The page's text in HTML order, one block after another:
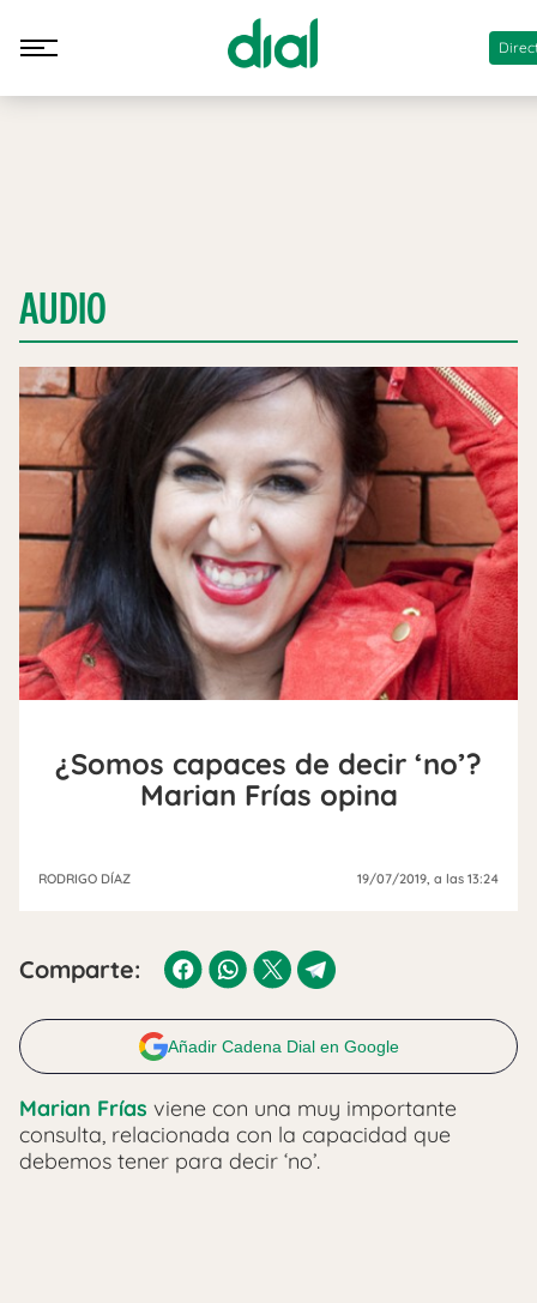
AUDIO
¿Somos capaces de decir ‘no’?
Marian Frías opina
RODRIGO DÍAZ 19/07/2019 , a las 13:24
Comparte:
Añadir Cadena Dial en Google
Marian Frías viene con una muy importante
consulta, relacionada con la capacidad que
debemos tener para decir ‘no’.